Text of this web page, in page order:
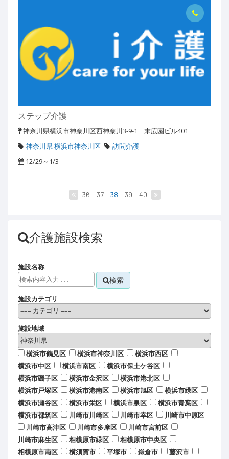
ステップ介護
神奈川県横浜市神奈川区西神奈川3-9-1 末広園ビル401
神奈川県 横浜市神奈川区
訪問介護
12/29～1/3
36 37 38 39 40
介護施設検索
施設名称
検索
施設カテゴリ
施設地域
横浜市鶴見区 横浜市神奈川区
横浜市西区
横浜市中区
横浜市南区
横浜市保土ケ谷区
横浜市磯子区
横浜市金沢区
横浜市港北区
横浜市戸塚区
横浜市港南区 横浜市旭区
横浜市緑区
横浜市瀬谷区
横浜市栄区 横浜市泉区
横浜市青葉区
横浜市都筑区
川崎市川崎区 川崎市幸区
川崎市中原区
川崎市高津区
川崎市多摩区
川崎市宮前区
川崎市麻生区
相模原市緑区
相模原市中央区
相模原市南区
横須賀市 平塚市 鎌倉市 藤沢市